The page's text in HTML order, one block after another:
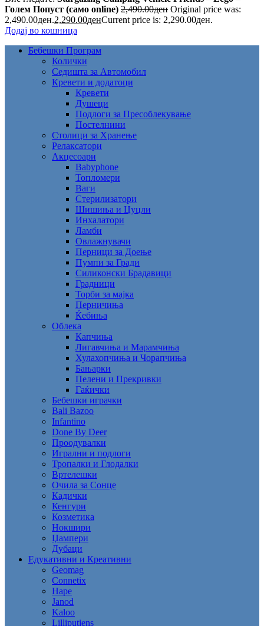
Голем Попуст (само online) 2,490.00ден Original price was:
2,490.00ден.2,290.00денCurrent price is: 2,290.00ден.
Додај во кошница
Бебешки Програм
Колички
Седишта за Автомобил
Кревети и додатоци
Кревети
Душеци
Подлоги за Пресоблекување
Постелнини
Столици за Хранење
Релаксатори
Акцесоари
Babyphone
Топломери
Ваги
Стерилизатори
Шишиња и Цуцли
Инхалатори
Ламби
Овлажнувачи
Перници за Доење
Пумпи за Гради
Силиконски Брадавици
Градници
Торби за мајка
Перничиња
Ќебиња
Облека
Капчиња
Лигавчиња и Марамчиња
Хулахопчиња и Чорапчиња
Бањарки
Пелени и Прекривки
Гаќички
Бебешки играчки
Bali Bazoo
Infantino
Done By Deer
Проодувалки
Игрални и подлоги
Тропалки и Глодалки
Вртелешки
Очила за Сонце
Кадички
Кенгури
Козметика
Нокшири
Џампери
Дубаци
Едукативни и Креативни
Geomag
Connetix
Hape
Janod
Kaloo
Lilliputiens